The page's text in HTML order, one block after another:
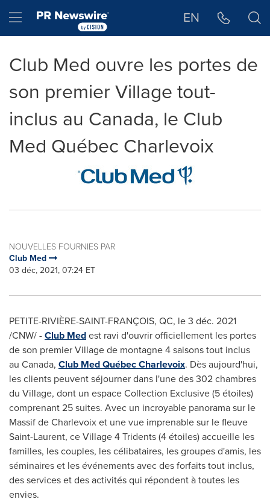
Hamburger menu EN
Club Med ouvre les portes de
son premier Village tout-
inclus au Canada, le Club
Med Québec Charlevoix
NOUVELLES FOURNIES PAR
Club Med
03 déc, 2021, 07:24 ET
PETITE-RIVIÈRE-SAINT-FRANÇOIS, QC, le 3 déc. 2021
/CNW/ -Club Medest ravi d'ouvrir officiellement les portes
de son premier Village de montagne 4 saisons tout inclus
au Canada, Club Med Québec Charlevoix. Dès aujourd'hui,
les clients peuvent séjourner dans l'une des 302 chambres
du Village, dont un espace Collection Exclusive (5 étoiles)
comprenant 25 suites. Avec un incroyable panorama sur le
Massif de Charlevoix et une vue imprenable sur le fleuve
Saint-Laurent, ce Village 4 Tridents (4 étoiles) accueille les
familles, les couples, les célibataires, les groupes d'amis, les
séminaires et les événements avec des forfaits tout inclus,
des services et des activités qui répondent à toutes les
envies.